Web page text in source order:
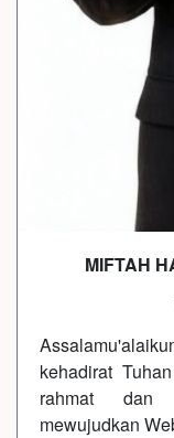
MIFTAH
kehadirat
rahmat dan
mewujudkan